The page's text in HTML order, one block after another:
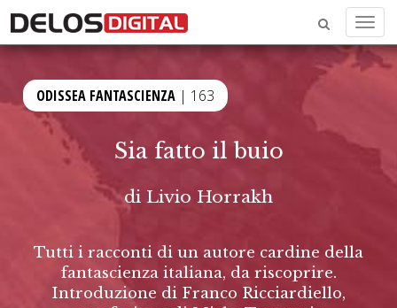
Menu
ODISSEA FANTASCIENZA | 163
Sia fatto il buio
di Livio Horrakh
Tutti i racconti di un autore cardine della
fantascienza italiana, da riscoprire.
Introduzione di Franco Ricciardiello,